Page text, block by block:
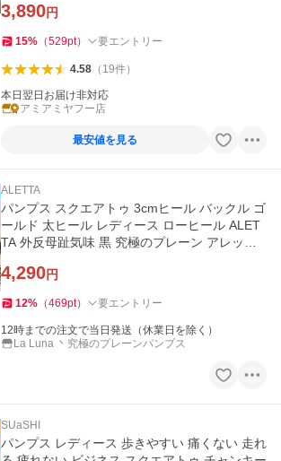
3,890円
15% （529pt） 要エントリー
4.58（ 19件）
本日翌日お届け非対応
アミアミヤフー店
最安値を見る
ALETTA
パンプス スクエアトゥ 3cmヒール バックル ゴ
ールド 太ヒール レディース ローヒール ALET
TA 外反母趾気味 黒 究極のプレーン アレッタ
4,290円
12% （469pt） 要エントリー
12時までの注文で当日発送（休業日を除く）
La Luna 丶究極のプレーンパンプス
SUaSHI
パンプス レディース 歩きやすい 痛くない 走れ